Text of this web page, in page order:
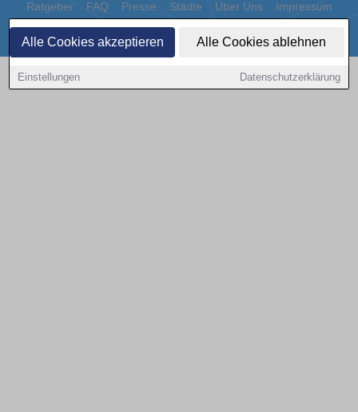
Alle Cookies akzeptieren Alle Cookies ablehnen
Einstellungen Datenschutzerklärung
Ratgeber FAQ Presse Städte Über Uns Impressum
Datenschutz Cookies
Copyright © 2000 - 2026 | 1A Infosysteme GmbH | Content by: 1a-sites-autos